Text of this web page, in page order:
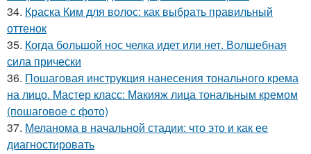
34. Краска Ким для волос: как выбрать правильный
оттенок
35. Когда большой нос челка идет или нет. Волшебная
сила прически
36. Пошаговая инструкция нанесения тонального крема
на лицо. Мастер класс: Макияж лица тональным кремом
(пошаговое с фото)
37. Меланома в начальной стадии: что это и как ее
диагностировать